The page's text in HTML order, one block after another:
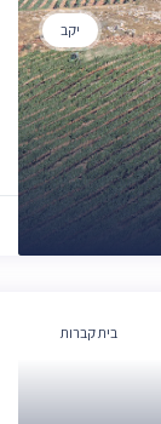
יקב
בית קברות